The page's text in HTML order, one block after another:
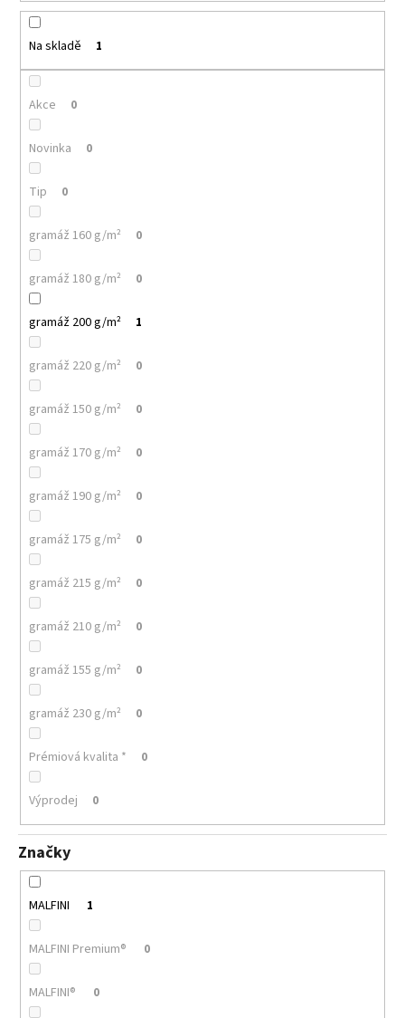
Na skladě 1
Akce 0
Novinka 0
Tip 0
gramáž 160 g/m² 0
gramáž 180 g/m² 0
gramáž 200 g/m² 1
gramáž 220 g/m² 0
gramáž 150 g/m² 0
gramáž 170 g/m² 0
gramáž 190 g/m² 0
gramáž 175 g/m² 0
gramáž 215 g/m² 0
gramáž 210 g/m² 0
gramáž 155 g/m² 0
gramáž 230 g/m² 0
Prémiová kvalita * 0
Výprodej 0
Značky
MALFINI 1
MALFINI Premium® 0
MALFINI® 0
í
D
m
MALFINI
HEAVY
NEW
137
PRÉMIOVÉ
UNISEX
TRIČKO,
200
G,
100%
BAVLNA,
NEJVYŠŠÍ
GRAMÁŽ
KVALITA
MALFINI
117
Kč